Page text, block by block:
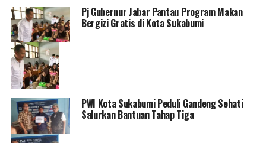
Pj Gubernur Jabar Pantau Program Makan
Bergizi Gratis di Kota Sukabumi
PWI Kota Sukabumi Peduli Gandeng Sehati
Salurkan Bantuan Tahap Tiga